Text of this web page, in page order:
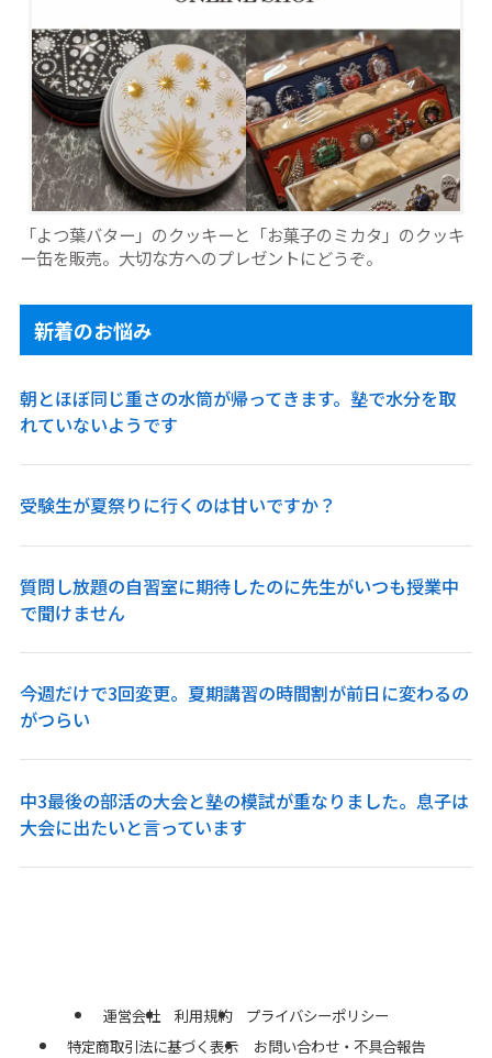
「よつ葉バター」のクッキーと「お菓子のミカタ」のクッキ
ー缶を販売。大切な方へのプレゼントにどうぞ。
新着のお悩み
朝とほぼ同じ重さの水筒が帰ってきます。塾で水分を取
れていないようです
受験生が夏祭りに行くのは甘いですか？
質問し放題の自習室に期待したのに先生がいつも授業中
で聞けません
今週だけで3回変更。夏期講習の時間割が前日に変わるの
がつらい
中3最後の部活の大会と塾の模試が重なりました。息子は
大会に出たいと言っています
運営会社 利用規約
プライバシーポリシー
特定商取引法に基づく表示
お問い合わせ・不具合報告